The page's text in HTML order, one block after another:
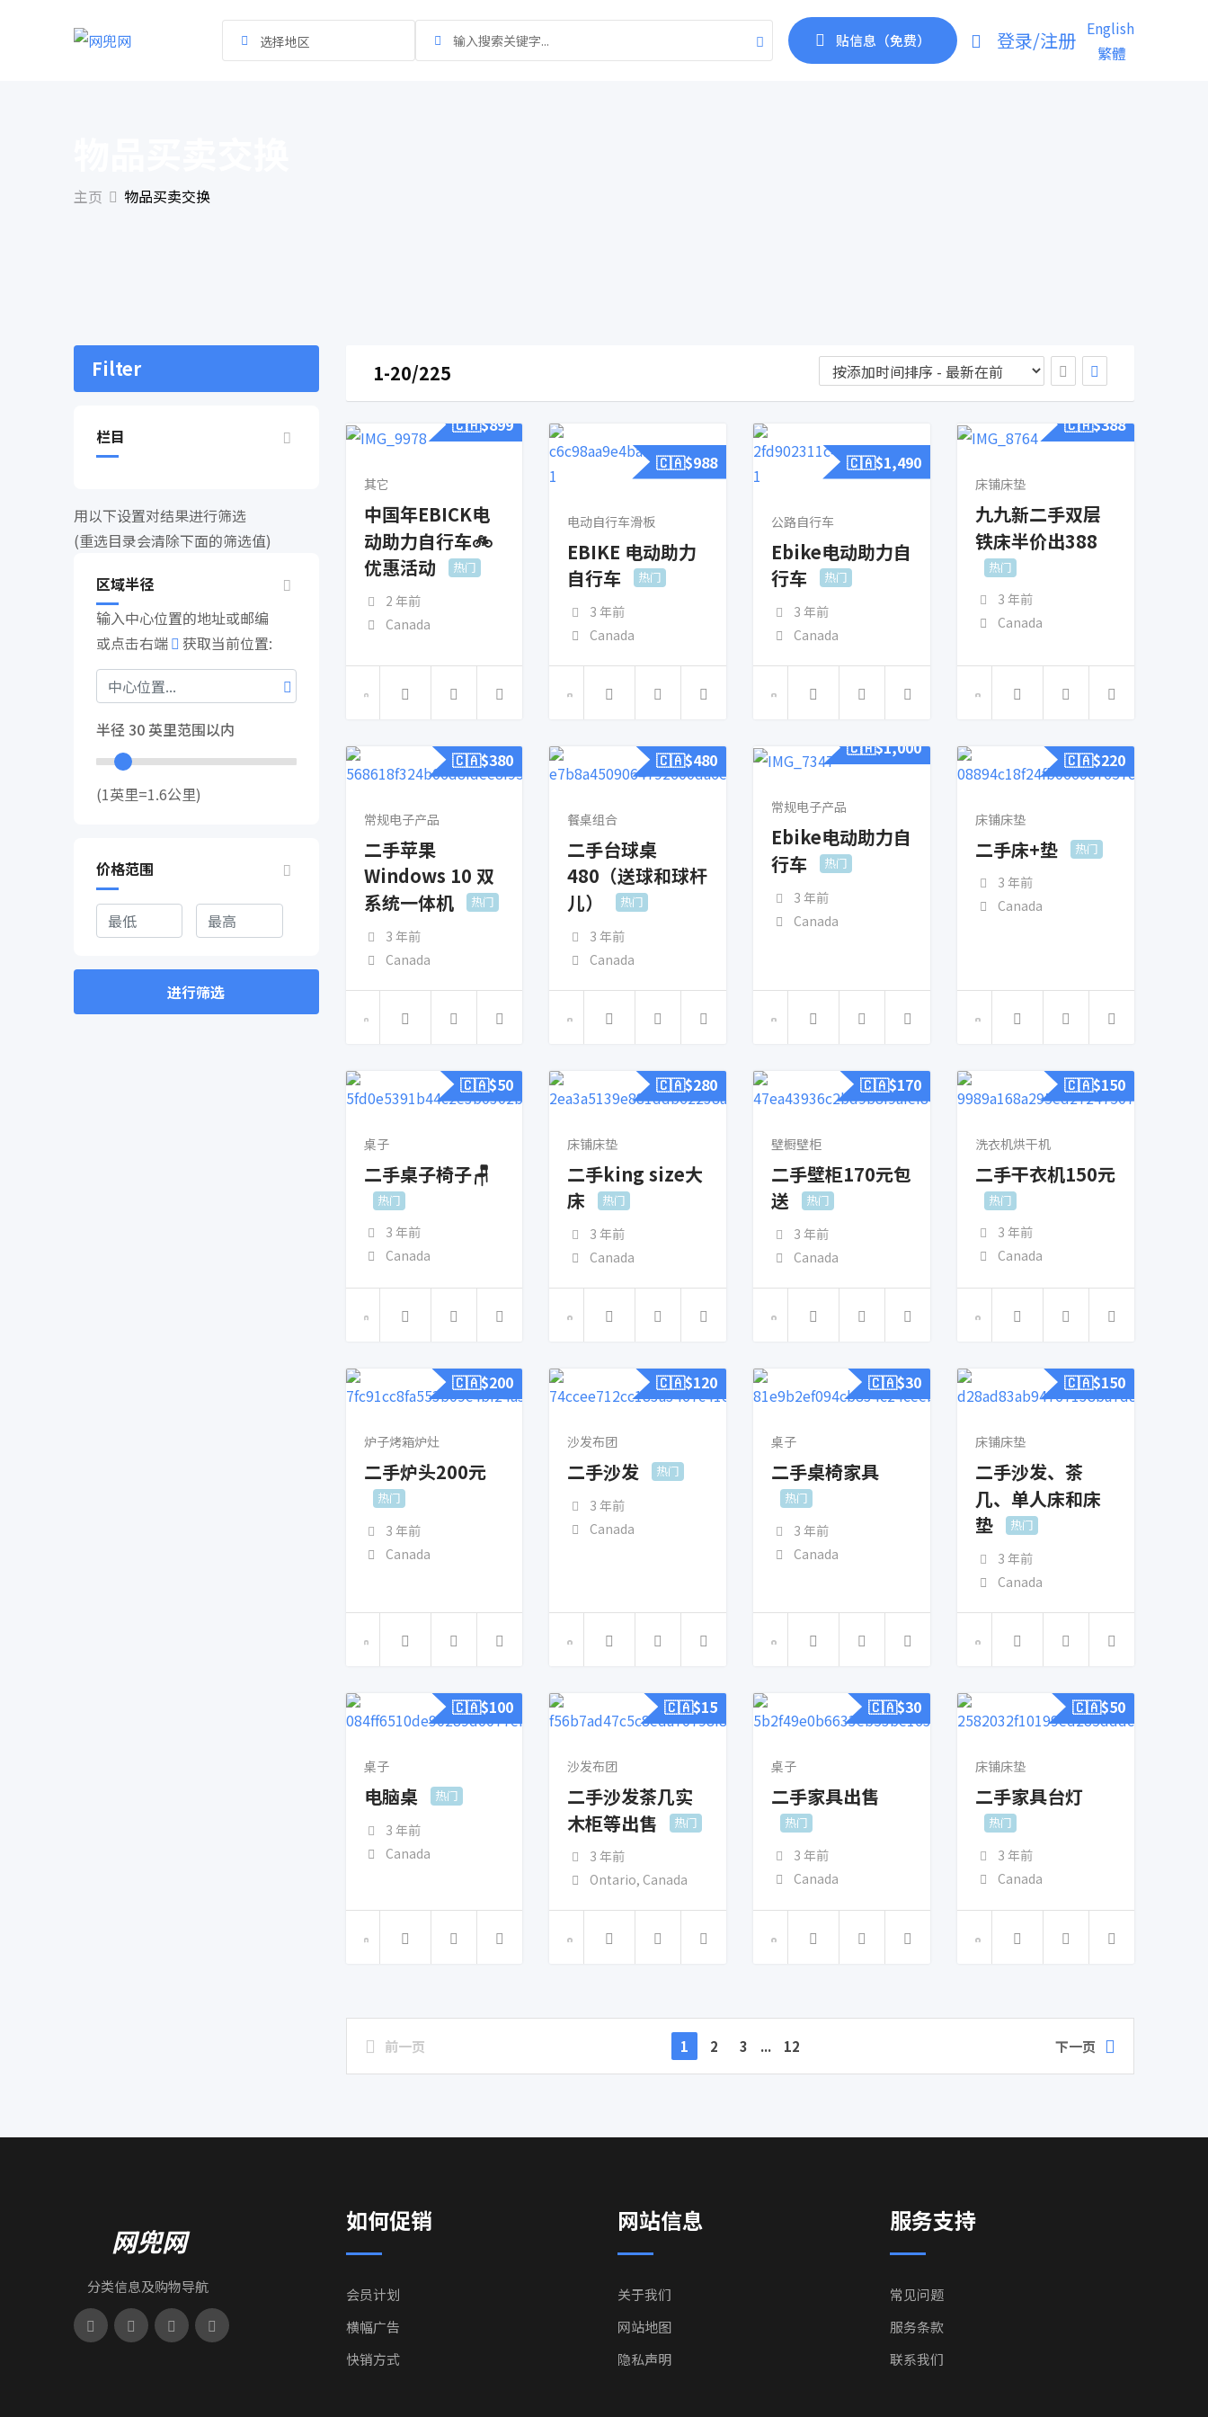
选择地区 贴信息（免费） 登录/注册 English
繁體
主页 物品买卖交换
Filter
栏目
用以下设置对结果进行筛选
(重选目录会清除下面的筛选值)
区域半径
输入中心位置的地址或邮编
或点击右端
获取当前位置:
半径 30 英里范围以内
(1英里=1.6公里)
价格范围
进行筛选
1-20/225
🇨🇦$899
其它
中国年EBICK电
动助力自行车🚲
优惠活动
热门
2 年前
Canada
🇨🇦$988
电动自行车滑板
EBIKE 电动助力
自行车
热门
3 年前
Canada
🇨🇦$1,490
公路自行车
Ebike电动助力自
行车
热门
3 年前
Canada
🇨🇦$388
床铺床垫
九九新二手双层
铁床半价出388
热门
3 年前
Canada
🇨🇦$380
常规电子产品
二手苹果
Windows 10 双
系统一体机
热门
3 年前
Canada
🇨🇦$480
餐桌组合
二手台球桌
480（送球和球杆
儿）
热门
3 年前
Canada
🇨🇦$1,000
常规电子产品
Ebike电动助力自
行车
热门
3 年前
Canada
🇨🇦$220
床铺床垫
二手床+垫 热门
3 年前
Canada
🇨🇦$50
桌子
二手桌子椅子🪑
热门
3 年前
Canada
🇨🇦$280
床铺床垫
二手king size大
床
热门
3 年前
Canada
🇨🇦$170
壁橱壁柜
二手壁柜170元包
送
热门
3 年前
Canada
🇨🇦$150
洗衣机烘干机
二手干衣机150元
热门
3 年前
Canada
🇨🇦$200
炉子烤箱炉灶
二手炉头200元
热门
3 年前
Canada
🇨🇦$120
沙发布团
二手沙发 热门
3 年前
Canada
🇨🇦$30
桌子
二手桌椅家具
热门
3 年前
Canada
🇨🇦$150
床铺床垫
二手沙发、茶
几、单人床和床
垫
热门
3 年前
Canada
🇨🇦$100
桌子
电脑桌 热门
3 年前
Canada
🇨🇦$15
沙发布团
二手沙发茶几实
木柜等出售
热门
3 年前
Ontario, Canada
🇨🇦$30
桌子
二手家具出售
热门
3 年前
Canada
🇨🇦$50
床铺床垫
二手家具台灯
热门
3 年前
Canada
前一页 1 2 3 ... 12 下一页
网兜网
分类信息及购物导航
如何促销
会员计划
横幅广告
快销方式
网站信息
关于我们
网站地图
隐私声明
服务支持
常见问题
服务条款
联系我们